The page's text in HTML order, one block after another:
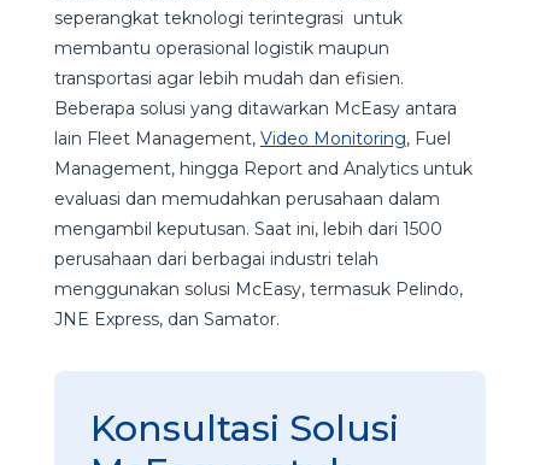
seperangkat teknologi terintegrasi untuk
membantu operasional logistik maupun
transportasi agar lebih mudah dan efisien.
Beberapa solusi yang ditawarkan McEasy antara
lain Fleet Management, Video Monitoring, Fuel
Management, hingga Report and Analytics untuk
evaluasi dan memudahkan perusahaan dalam
mengambil keputusan. Saat ini, lebih dari 1500
perusahaan dari berbagai industri telah
menggunakan solusi McEasy, termasuk Pelindo,
JNE Express, dan Samator.
Konsultasi Solusi